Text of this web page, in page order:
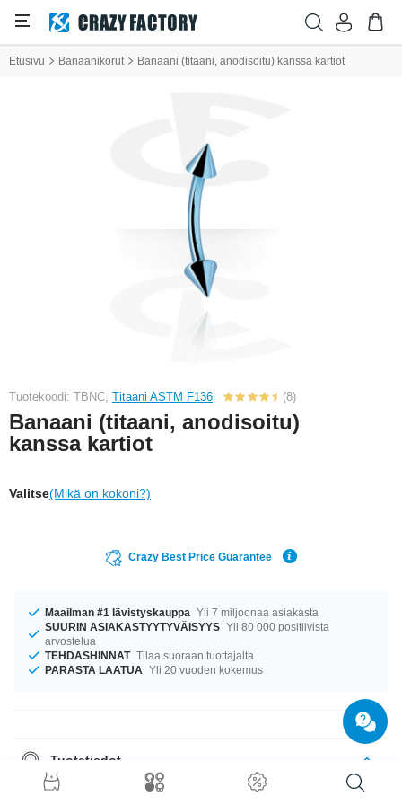
Etusivu Banaanikorut Banaani (titaani, anodisoitu) kanssa kartiot
Tuotekoodi: TBNC, Titaani ASTM F136 (8)
Banaani (titaani, anodisoitu)
kanssa kartiot
Valitse(Mikä on kokoni?)
Crazy Best Price Guarantee
Maailman #1 lävistyskauppa Yli 7 miljoonaa asiakasta
SUURIN ASIAKASTYYTYVÄISYYS Yli 80 000 positiivista
arvostelua
TEHDASHINNAT Tilaa suoraan tuottajalta
PARASTA LAATUA Yli 20 vuoden kokemus
Tuotetiedot
Oli kokosi mikä tahansa, meiltä löytyy. Saatavana ko’oissa 1.2 mm ja 1.6